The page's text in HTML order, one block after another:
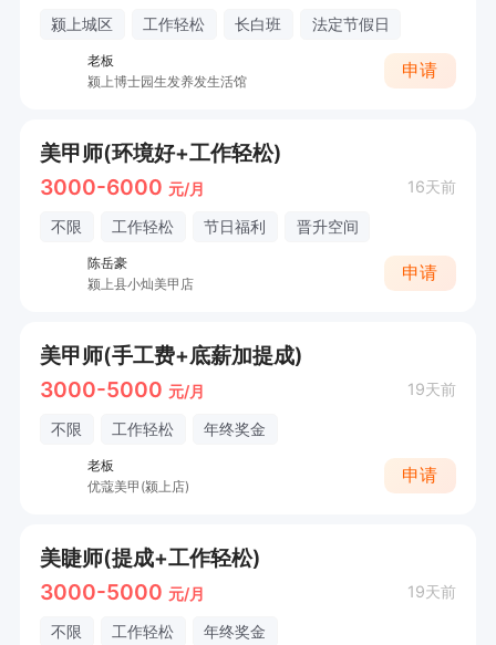
颍上城区 工作轻松 长白班 法定节假日
老板
颍上博士园生发养发生活馆
申请
美甲师(环境好+工作轻松)
3000-6000 元/月 16天前
不限 工作轻松 节日福利 晋升空间
陈岳豪
颍上县小灿美甲店
申请
美甲师(手工费+底薪加提成)
3000-5000 元/月 19天前
不限 工作轻松 年终奖金
老板
优蔻美甲(颍上店)
申请
美睫师(提成+工作轻松)
3000-5000 元/月 19天前
不限 工作轻松 年终奖金